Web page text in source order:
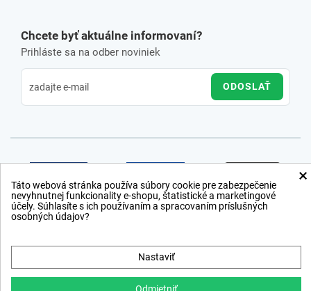
Chcete byť aktuálne informovaní?
Prihláste sa na odber noviniek
ODOSLAŤ
×
Táto webová stránka používa súbory cookie pre zabezpečenie
nevyhnutnej funkcionality e-shopu, štatistické a marketingové
účely. Súhlasíte s ich používaním a spracovaním príslušných
osobných údajov?
Nastaviť